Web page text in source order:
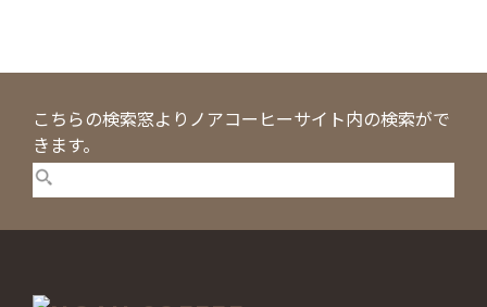
こちらの検索窓よりノアコーヒーサイト内の検索がで
きます。